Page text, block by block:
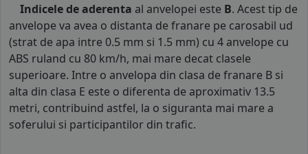
Indicele de aderenta al anvelopei este B. Acest tip de
anvelope va avea o distanta de franare pe carosabil ud
(strat de apa intre 0.5 mm si 1.5 mm) cu 4 anvelope cu
ABS ruland cu 80 km/h, mai mare decat clasele
superioare. Intre o anvelopa din clasa de franare B si
alta din clasa E este o diferenta de aproximativ 13.5
metri, contribuind astfel, la o siguranta mai mare a
soferului si participantilor din trafic.